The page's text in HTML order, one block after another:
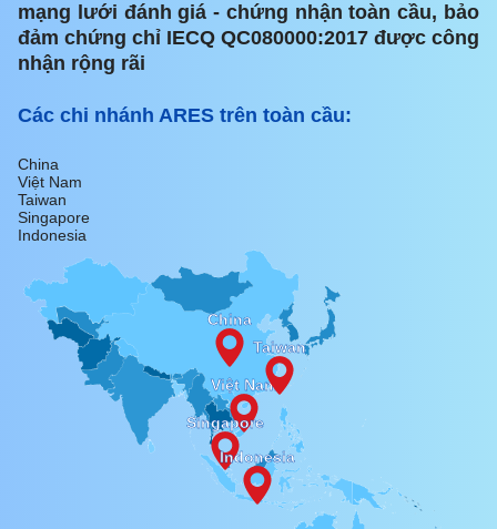
mạng lưới đánh giá - chứng nhận toàn cầu, bảo
đảm chứng chỉ IECQ QC080000:2017 được công
nhận rộng rãi
Các chi nhánh ARES trên toàn cầu:
China
Việt Nam
Taiwan
Singapore
Indonesia
China
Việt Nam
Taiwan
Singapore
Indonesia